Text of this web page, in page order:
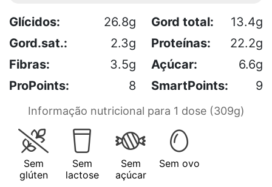
Glícidos: 26.8g Gord total:
13.4g
Gord.sat.:
2.3g Proteínas:
22.2g
Fibras:
3.5g Açúcar:
6.6g
ProPoints:
8 SmartPoints: 9
Informação nutricional para 1 dose (309g)
Sem
glúten
Sem
lactose
Sem
açúcar
Sem ovo